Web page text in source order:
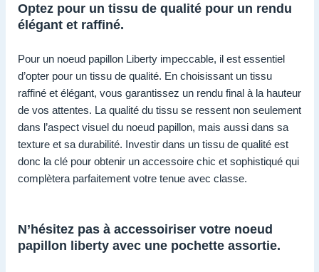
Optez pour un tissu de qualité pour un rendu
élégant et raffiné.
Pour un noeud papillon Liberty impeccable, il est essentiel
d’opter pour un tissu de qualité. En choisissant un tissu
raffiné et élégant, vous garantissez un rendu final à la hauteur
de vos attentes. La qualité du tissu se ressent non seulement
dans l’aspect visuel du noeud papillon, mais aussi dans sa
texture et sa durabilité. Investir dans un tissu de qualité est
donc la clé pour obtenir un accessoire chic et sophistiqué qui
complètera parfaitement votre tenue avec classe.
N’hésitez pas à accessoiriser votre noeud
papillon liberty avec une pochette assortie.